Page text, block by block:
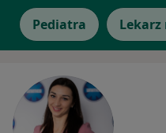
Pediatra